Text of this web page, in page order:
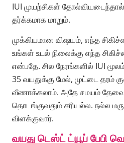
IUI முயற்சிகள் தோல்வியடைந்தால்
தர்க்கமாக மாறும்.
முக்கியமான விஷயம், எந்த
உங்கள் உடல் நிலைக்கு எந்த
என்பதே. சில நேரங்களில் IUI
35 வயதுக்கு மேல், முட்டை தரம்
வீணாக்கலாம். அதே சமயம்
தொடங்குவதும் சரியல்ல. நல்ல
விளக்குவார்.
வயது டெஸ்ட் ட்யூப் பேபி